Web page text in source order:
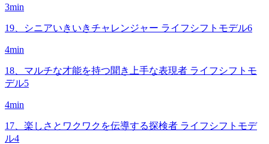
3min
19、シニアいきいきチャレンジャー ライフシフトモデル6
4min
18、マルチな才能を持つ聞き上手な表現者 ライフシフトモ
デル5
4min
17、楽しさとワクワクを伝導する探検者 ライフシフトモデ
ル4